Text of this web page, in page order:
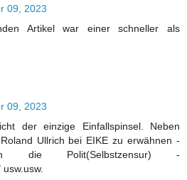
09, 2023
Artikel war einer schneller als
09, 2023
der einzige Einfallspinsel. Neben
Ullrich bei EIKE zu erwähnen -
die Polit(Selbstzensur) -